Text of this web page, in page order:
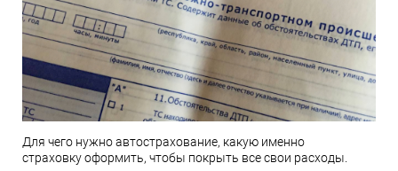
Для чего нужно автострахование, какую именно
страховку оформить, чтобы покрыть все свои расходы.